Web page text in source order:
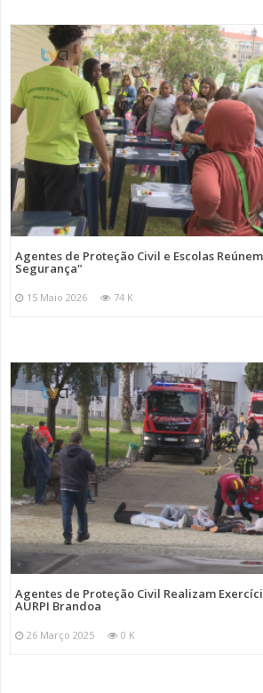
Agentes de Proteção Civil e Escolas
Segurança"
15 Maio 2026 74 K
Agentes de Proteção Civil Realizam
AURPI Brandoa
26 Março 2025 0 K